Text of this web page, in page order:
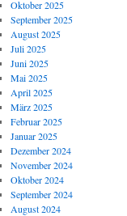
Oktober 2025
September 2025
August 2025
Juli 2025
Juni 2025
Mai 2025
April 2025
März 2025
Februar 2025
Januar 2025
Dezember 2024
November 2024
Oktober 2024
September 2024
August 2024